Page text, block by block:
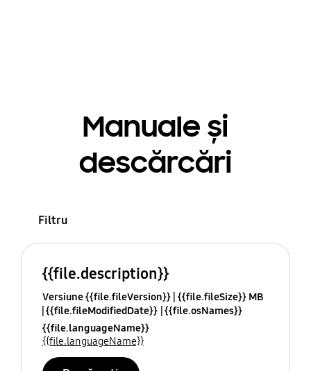
Manuale și
descărcări
Filtru
{{file.description}}
Versiune {{file.fileVersion}} {{file.fileSize}} MB
{{file.fileModifiedDate}} {{file.osNames}}
{{file.languageName}}
{{file.languageName}}